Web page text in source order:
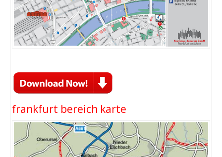
frankfurt bereich karte